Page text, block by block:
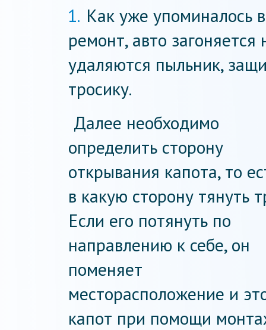
Как уже упоминалось
ремонт, авто загоняется
удаляются пыльник,
тросику.
Далее необходимо
определить сторону
открывания капота, то
в какую сторону тянуть
Если его потянуть по
направлению к себе, он
поменяет
месторасположение и
капот при помощи